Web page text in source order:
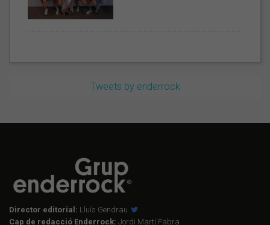
Tweets by enderrock
Director editorial: Lluís Gendrau
Cap de redacció Enderrock: Jordi Martí Fabra